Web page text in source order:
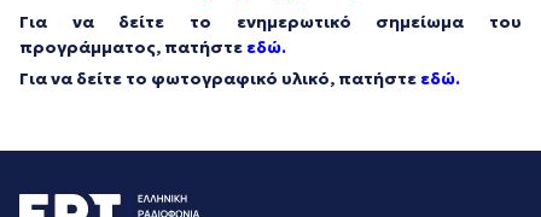
Για να δείτε το ενημερωτικό σημείωμα του
προγράμματος, πατήστε εδώ.
Για να δείτε το φωτογραφικό υλικό, πατήστε εδώ.